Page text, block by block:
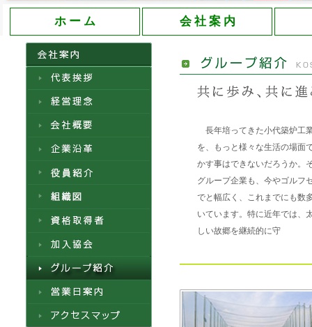
ホ ー ム 会 社 案 内
長年培ってきた小代築炉工
を、もっと様々な生活の場面
かす事はできないだろうか。
グループ企業も、今やゴルフ
でと幅広く、これまでにも数
いています。特に近年では、
しい故郷を継続的に守